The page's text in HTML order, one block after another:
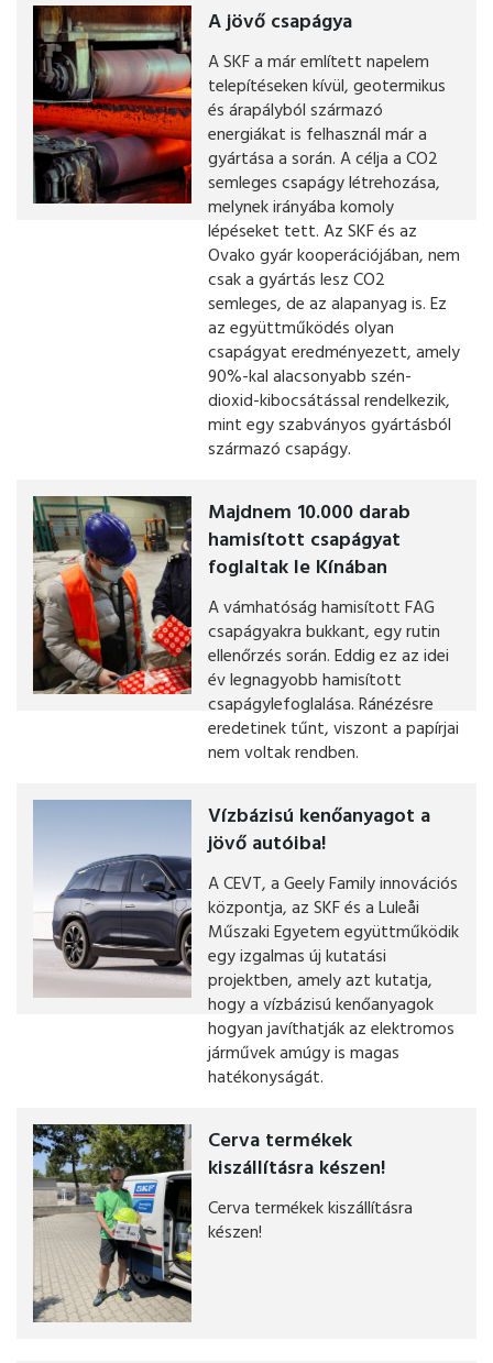
A jövő csapágya
A SKF a már említett napelem
telepítéseken kívül, geotermikus
és árapályból származó
energiákat is felhasznál már a
gyártása a során. A célja a CO2
semleges csapágy létrehozása,
melynek irányába komoly
lépéseket tett. Az SKF és az
Ovako gyár kooperációjában, nem
csak a gyártás lesz CO2
semleges, de az alapanyag is. Ez
az együttműködés olyan
csapágyat eredményezett, amely
90%-kal alacsonyabb szén-
dioxid-kibocsátással rendelkezik,
mint egy szabványos gyártásból
származó csapágy.
Majdnem 10.000 darab
hamisított csapágyat
foglaltak le Kínában
A vámhatóság hamisított FAG
csapágyakra bukkant, egy rutin
ellenőrzés során. Eddig ez az idei
év legnagyobb hamisított
csapágylefoglalása. Ránézésre
eredetinek tűnt, viszont a papírjai
nem voltak rendben.
Vízbázisú kenőanyagot a
jövő autóiba!
A CEVT, a Geely Family innovációs
központja, az SKF és a Luleåi
Műszaki Egyetem együttműködik
egy izgalmas új kutatási
projektben, amely azt kutatja,
hogy a vízbázisú kenőanyagok
hogyan javíthatják az elektromos
járművek amúgy is magas
hatékonyságát.
Cerva termékek
kiszállításra készen!
Cerva termékek kiszállításra
készen!